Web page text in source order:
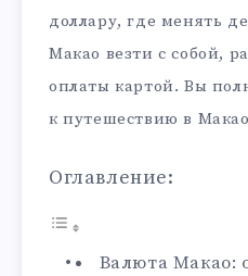
доллару, где менять
Макао везти с собой,
оплаты картой. Вы
к путешествию в
Оглавление:
Валюта Макао: